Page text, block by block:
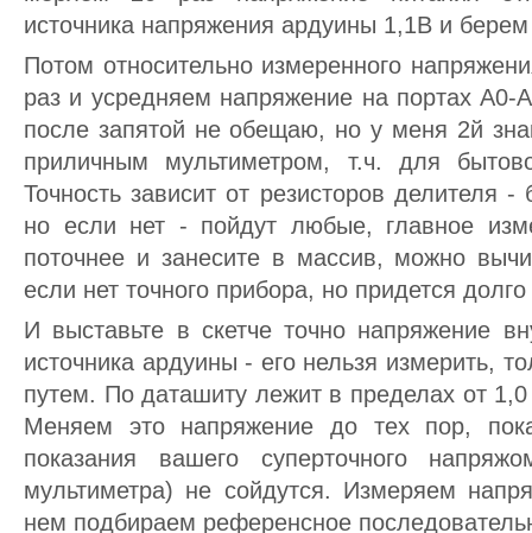
источника напряжения ардуины 1,1В и
Потом относительно измеренного
раз и усредняем напряжение на портах А0-
после запятой не обещаю, но у меня 2й
приличным мультиметром, т.ч. для
Точность зависит от резисторов делителя
но если нет - пойдут любые, главное
поточнее и занесите в массив, можно
если нет точного прибора, но придется
И выставьте в скетче точно напряжение
источника ардуины - его нельзя измерить,
путем. По даташиту лежит в пределах от
Меняем это напряжение до тех пор,
показания вашего суперточного
мультиметра) не сойдутся. Измеряем
нем подбираем референсное